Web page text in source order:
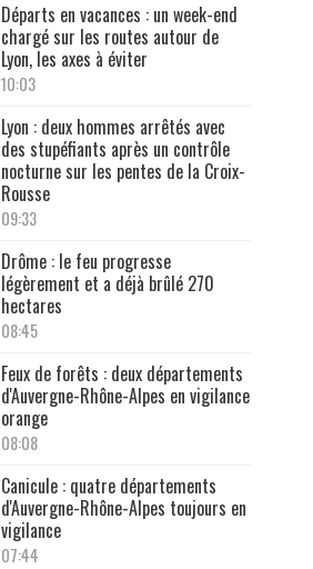
Départs en vacances : un week-end
chargé sur les routes autour de
Lyon, les axes à éviter
10:03
Lyon : deux hommes arrêtés avec
des stupéfiants après un contrôle
nocturne sur les pentes de la Croix-
Rousse
09:33
Drôme : le feu progresse
légèrement et a déjà brûlé 270
hectares
08:45
Feux de forêts : deux départements
d'Auvergne-Rhône-Alpes en vigilance
orange
08:08
Canicule : quatre départements
d'Auvergne-Rhône-Alpes toujours en
vigilance
07:44